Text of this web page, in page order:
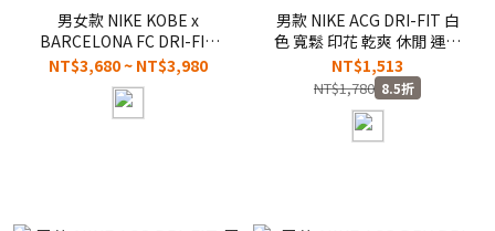
男女款 NIKE KOBE x
BARCELONA FC DRI-FIT
TEE 黑紫色 聯名 科比 巴塞
隆納 客場 紀念 球衣 短
T【IQ1292-505】ADFIFA
NT$3,680 ~ NT$3,980
男款 NIKE ACG DRI-FIT 白
色 寬鬆 印花 乾爽 休閒 運動
短袖 短T【IM6178-121】
NKTF
NT$1,513
NT$1,780 8.5折